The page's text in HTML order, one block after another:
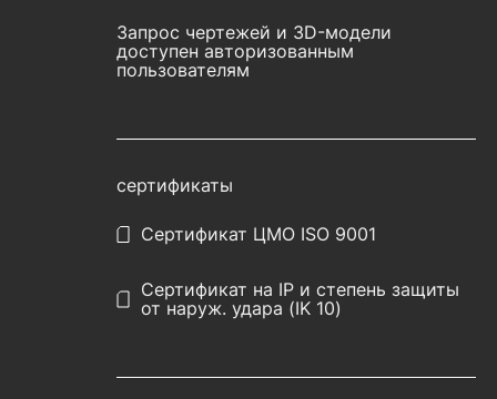
Запрос чертежей и 3D-модели
доступен авторизованным
пользователям
сертификаты
Сертификат ЦМО ISO 9001
Сертификат на IP и степень защиты
от наруж. удара (IK 10)